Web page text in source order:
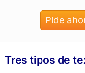
Pide
Tres tipos de